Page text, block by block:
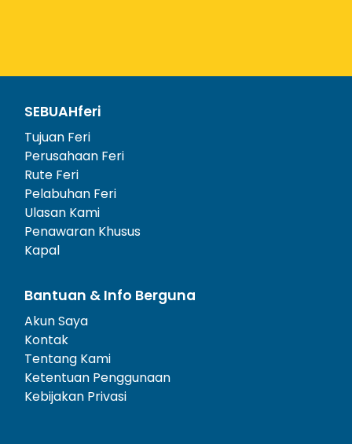
SEBUAHferi
Tujuan Feri
Perusahaan Feri
Rute Feri
Pelabuhan Feri
Ulasan Kami
Penawaran Khusus
Kapal
Bantuan & Info Berguna
Akun Saya
Kontak
Tentang Kami
Ketentuan Penggunaan
Kebijakan Privasi